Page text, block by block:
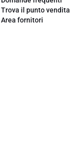
Trova il punto vendita
Area fornitori